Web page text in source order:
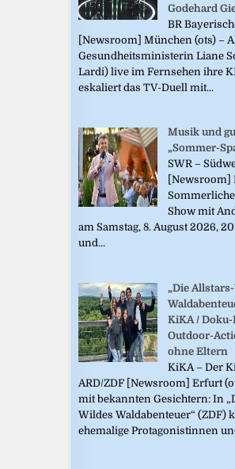
Godehard
BR
[Newsroom] München (ots) –
Gesundheitsministerin Liane
Lardi) live im Fernsehen ihre
eskaliert das TV-Duell mit...
Musik und
„Sommer-
SWR –
[Newsroom]
Show mit
am Samstag, 8. August 2026,
und...
„Die
KiKA /
Outdoor-
ohne Eltern
KiKA – Der
ARD/ZDF [Newsroom] Erfurt
mit bekannten Gesichtern: In
Wildes Waldabenteuer“ (ZDF)
ehemalige Protagonistinnen